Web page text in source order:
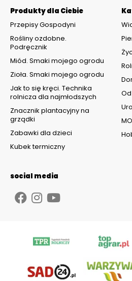
Produkty dla Ciebie
Przepisy Gospodyni
Rośliny ozdobne.
Podręcznik
Miód. Smaki mojego ogrodu
Zioła. Smaki mojego ogrodu
Jak to się kręci. Technika
rolnicza dla najmłodszych
Znacznik plantacyjny na
grządki
Zabawki dla dzieci
Kubek termiczny
social media